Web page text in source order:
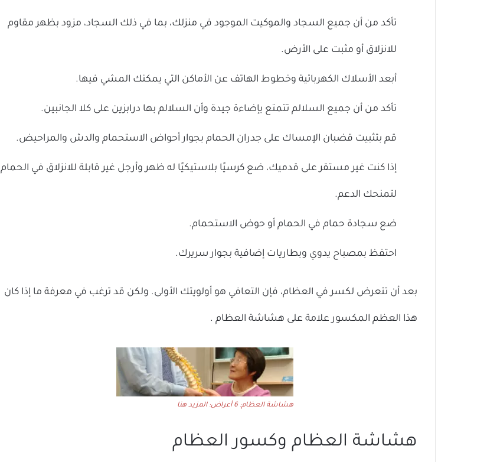
تأكد من أن جميع السجاد والموكيت الموجود في منزلك، بما في ذلك السجاد، مزود بظهر مقاوم
للانزلاق أو مثبت على الأرض.
أبعد الأسلاك الكهربائية وخطوط الهاتف عن الأماكن التي يمكنك المشي فيها.
تأكد من أن جميع السلالم تتمتع بإضاءة جيدة وأن السلالم بها درابزين على كلا الجانبين.
قم بتثبيت قضبان الإمساك على جدران الحمام بجوار أحواض الاستحمام والدش والمراحيض.
إذا كنت غير مستقر على قدميك، ضع كرسيًا بلاستيكيًا له ظهر وأرجل غير قابلة للانزلاق في الحمام
لتمنحك الدعم.
ضع سجادة حمام في الحمام أو حوض الاستحمام.
احتفظ بمصباح يدوي وبطاريات إضافية بجوار سريرك.
بعد أن تتعرض لكسر في العظام، فإن التعافي هو أولويتك الأولى. ولكن قد ترغب في معرفة ما إذا كان
هذا العظم المكسور علامة على هشاشة العظام .
هشاشة العظام: 6 أعراض: المزيد هنا
هشاشة العظام وكسور العظام